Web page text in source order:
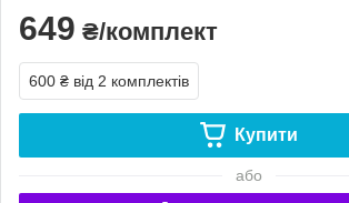
649 ₴/комплект
600 ₴ від 2 комплектів
Купити
або